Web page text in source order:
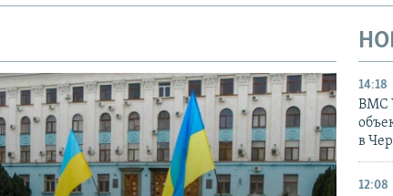
14:18
ВМС
в
12:08